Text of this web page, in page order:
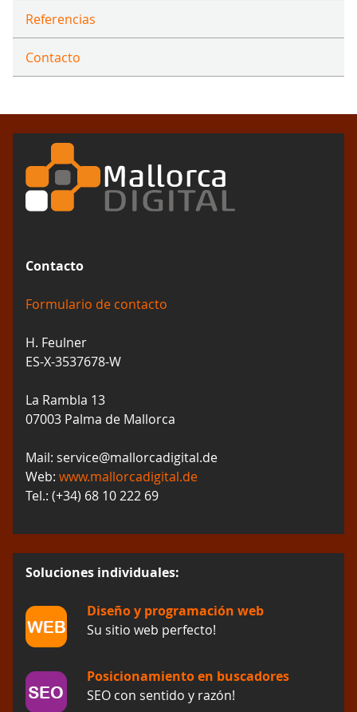
Referencias
Contacto
Contacto
Formulario de contacto
H. Feulner
ES-X-3537678-W
La Rambla 13
07003 Palma de Mallorca
Mail: service@mallorcadigital.de
Web: www.mallorcadigital.de
Tel.: (+34) 68 10 222 69
Soluciones individuales:
Diseño y programación web
Su sitio web perfecto!
Posicionamiento en buscadores
SEO con sentido y razón!